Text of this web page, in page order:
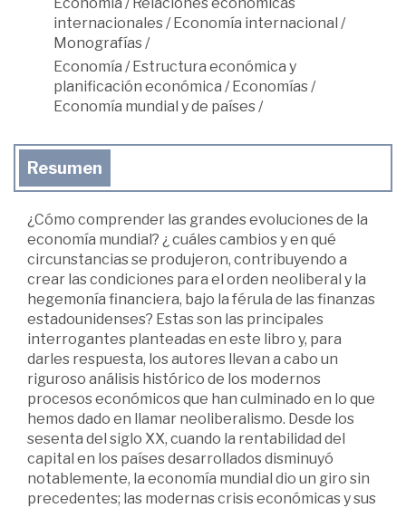
Economía / Relaciones económicas
internacionales/ Economía internacional /
Monografías/
Economía / Estructura económica y
planificación económica / Economías/
Economía mundial y de países/
Resumen
¿Cómo comprender las grandes evoluciones de la
economía mundial? ¿ cuáles cambios y en qué
circunstancias se produjeron, contribuyendo a
crear las condiciones para el orden neoliberal y la
hegemonía financiera, bajo la férula de las finanzas
estadounidenses? Estas son las principales
interrogantes planteadas en este libro y, para
darles respuesta, los autores llevan a cabo un
riguroso análisis histórico de los modernos
procesos económicos que han culminado en lo que
hemos dado en llamar neoliberalismo. Desde los
sesenta del siglo XX, cuando la rentabilidad del
capital en los países desarrollados disminuyó
notablemente, la economía mundial dio un giro sin
precedentes; las modernas crisis económicas y sus